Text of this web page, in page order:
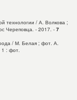
технологии / А. Волкова ;
Череповца. - 2017. - 7
/ М. Белая ; фот. А.
1 : фот.